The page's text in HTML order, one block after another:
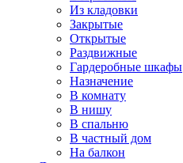
Из кладовки
Закрытые
Открытые
Раздвижные
Гардеробные шкафы
Назначение
В комнату
В нишу
В спальню
В частный дом
На балкон